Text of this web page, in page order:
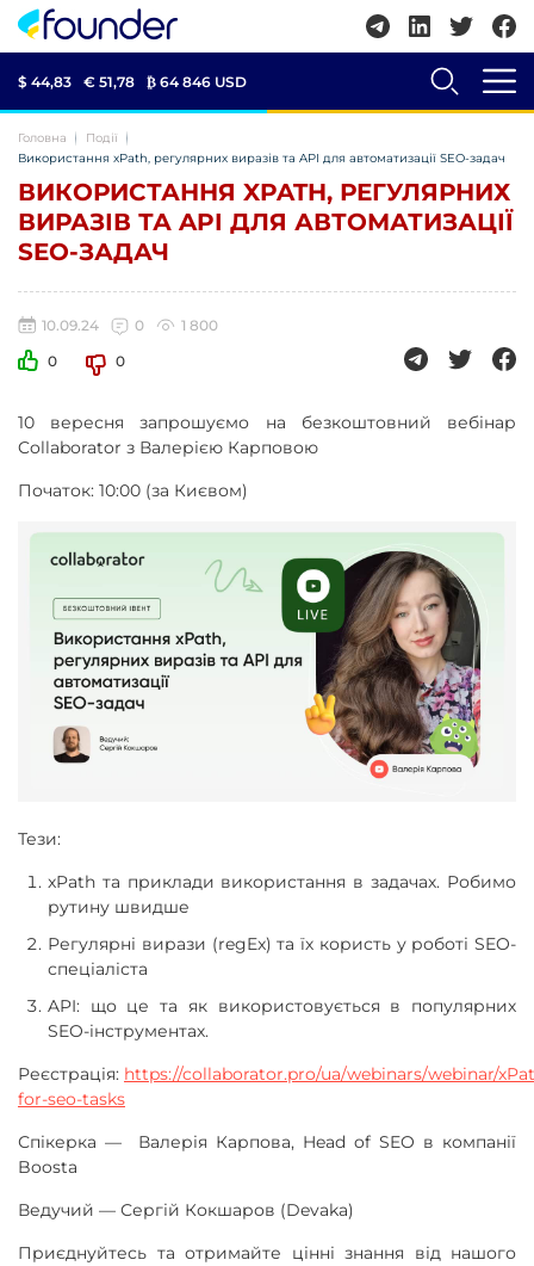
$ 44,83 € 51,78 ₿ 64 846 USD
Головна
Події
Використання xPath, регулярних виразів та API для автоматизації SEO-задач
ВИКОРИСТАННЯ XPATH, РЕГУЛЯРНИХ
ВИРАЗІВ ТА API ДЛЯ АВТОМАТИЗАЦІЇ
SEO-ЗАДАЧ
10.09.24 0
1 800
0
0
10 вересня запрошуємо на безкоштовний вебінар
Collaborator з Валерією Карповою
Початок: 10:00 (за Києвом)
Тези:
xPath та приклади використання в задачах. Робимо
рутину швидше
Регулярні вирази (regEx) та їх користь у роботі SEO-
спеціаліста
API: що це та як використовується в популярних
SEO-інструментах.
Реєстрація: https://collaborator.pro/ua/webinars/webinar/
for-seo-tasks
Спікерка — Валерія Карпова, Head of SEO в компанії
Boosta
Ведучий — Сергій Кокшаров (Devaka)
Приєднуйтесь та отримайте цінні знання від нашого